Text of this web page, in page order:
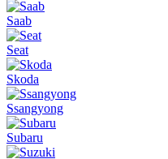
Saab
Seat
Skoda
Ssangyong
Subaru